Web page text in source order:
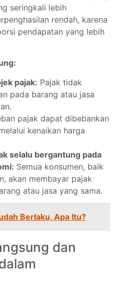
seringkali lebih
rendah, karena
pendapatan yang lebih
pajak: Pajak tidak
pada barang atau jasa
pajak dapat dibebankan
kenaikan harga
selalu bergantung pada
Semua konsumen, baik
akan membayar pajak
atau jasa yang sama.
Berlaku, Apa Itu?
dan